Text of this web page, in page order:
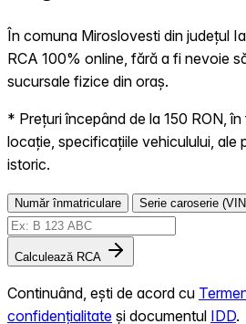
În comuna Miroslovesti din județul
RCA 100% online, fără a fi nevoie
sucursale fizice din oraș.
* Prețuri începând de la 150 RON,
locație, specificațiile vehiculului, ale
istoric.
Număr înmatriculare Serie caroserie
Calculează RCA
Continuând, ești de acord cu
confidențialitate și documentul IDD.